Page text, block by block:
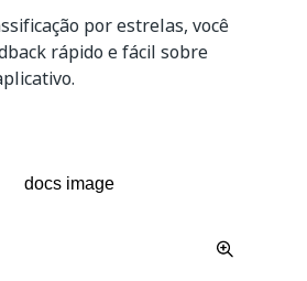
por estrelas, você
rápido e fácil sobre